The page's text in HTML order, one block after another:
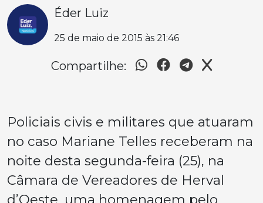
Éder Luiz
25 de maio de 2015 às 21:46
Compartilhe:
Policiais civis e militares que atuaram
no caso Mariane Telles receberam na
noite desta segunda-feira (25), na
Câmara de Vereadores de Herval
d’Oeste, uma homenagem pelo